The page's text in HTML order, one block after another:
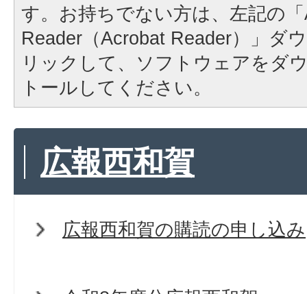
す。お持ちでない方は、左記の
Reader（Acrobat Reader）」ダ
リックして、ソフトウェアをダ
トールしてください。
広報西和賀
広報西和賀の購読の申し込み